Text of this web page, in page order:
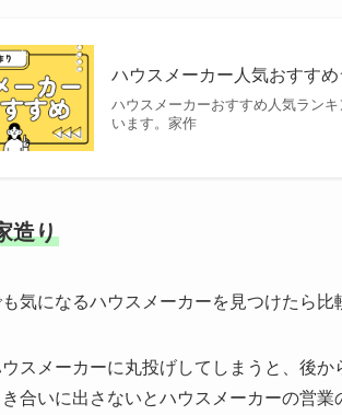
ハウスメーカー人気おすす
ハウスメーカーおすすめ人気ラン
います。家作
造り
気になるハウスメーカーを見つけたら比
スメーカーに丸投げしてしまうと、後
合いに出さないとハウスメーカーの営